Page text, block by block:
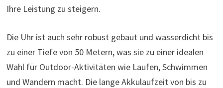
Ihre Leistung zu steigern.
Die Uhr ist auch sehr robust gebaut und wasserdicht bis
zu einer Tiefe von 50 Metern, was sie zu einer idealen
Wahl für Outdoor-Aktivitäten wie Laufen, Schwimmen
und Wandern macht. Die lange Akkulaufzeit von bis zu